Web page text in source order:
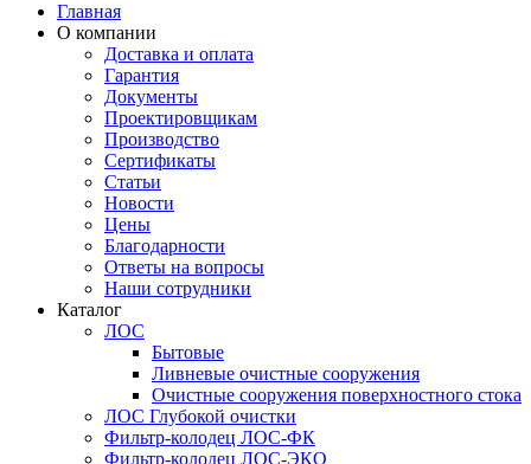
Главная
О компании
Доставка и оплата
Гарантия
Документы
Проектировщикам
Производство
Сертификаты
Статьи
Новости
Цены
Благодарности
Ответы на вопросы
Наши сотрудники
Каталог
ЛОС
Бытовые
Ливневые очистные сооружения
Очистные сооружения поверхностного стока
ЛОС Глубокой очистки
Фильтр-колодец ЛОС-ФК
Фильтр-колодец ЛОС-ЭКО